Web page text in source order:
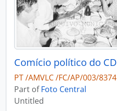
PT /AMVLC /FC/AP/003/8374
Part ofFoto Central
Untitled